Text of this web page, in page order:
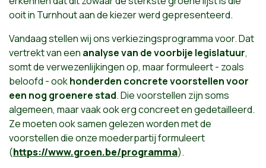
ooit in Turnhout aan de kiezer werd gepresenteerd.
Vandaag stellen wij ons verkiezingsprogramma voor. Dat
vertrekt van een analyse van de voorbije legislatuur,
somt de verwezenlijkingen op, maar formuleert - zoals
beloofd - ookhonderden concrete voorstellen voor
een nog groenere stad. Die voorstellen zijn soms
algemeen, maar vaak ook erg concreet en gedetailleerd.
Ze moeten ook samen gelezen worden met de
voorstellen die onze moederpartij formuleert
(https://www.groen.be/programma).